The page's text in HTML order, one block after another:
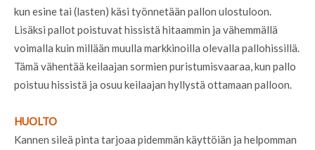
kun esine tai (lasten) käsi työnnetään pallon ulostuloon.
Lisäksi pallot poistuvat hissistä hitaammin ja vähemmällä
voimalla kuin millään muulla markkinoilla olevalla pallohissillä.
Tämä vähentää keilaajan sormien puristumisvaaraa, kun pallo
poistuu hissistä ja osuu keilaajan hyllystä ottamaan palloon.
HUOLTO
Kannen sileä pinta tarjoaa pidemmän käyttöiän ja helpomman